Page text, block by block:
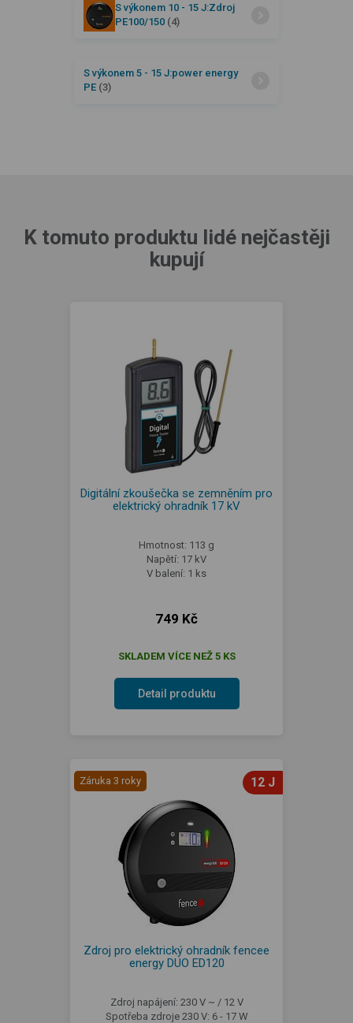
S výkonem 10 - 15 J:Zdroj
PE100/150 (4)
S výkonem 5 - 15 J:power energy
PE (3)
K tomuto produktu lidé nejčastěji
kupují
Digitální zkoušečka se zemněním pro
elektrický ohradník 17 kV
Hmotnost: 113 g
Napětí: 17 kV
V balení: 1 ks
749 Kč
SKLADEM VÍCE NEŽ 5 KS
Detail produktu
Záruka 3 roky 12 J
Zdroj pro elektrický ohradník fencee
energy DUO ED120
Zdroj napájení: 230 V ~ / 12 V
Spotřeba zdroje 230 V: 6 - 17 W